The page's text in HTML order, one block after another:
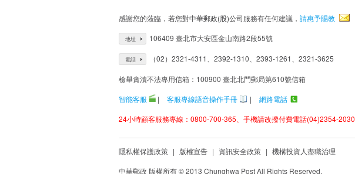
感謝您的蒞臨，若您對中華郵政(股)公司服務有任何建議， 請惠予賜教
地址 106409 臺北市大安區金山南路2段55號
電話 （02）2321-4311、2392-1310、2393-1261、2321-3625
檢舉貪瀆不法專用信箱：100900 臺北北門郵局第610號信箱
智能客服
| 客服專線語音操作手冊 |
網路電話
24小時顧客服務專線：0800-700-365、手機請改撥付費電話(04)2354-2030
隱私權保護政策 | 版權宣告 | 資訊安全政策 | 機構投資人盡職治理
中華郵政 版權所有 © 2013 Chunghwa Post All Rights Reserved.